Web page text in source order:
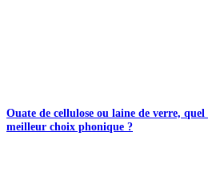
Ouate de cellulose ou laine de verre, quel
meilleur choix phonique ?